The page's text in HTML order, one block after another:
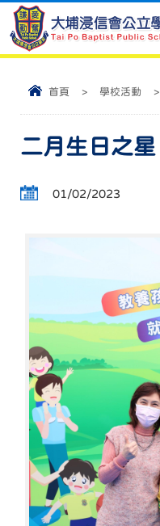
首頁 > 學校活動 >
二月生日之星
01/02/2023